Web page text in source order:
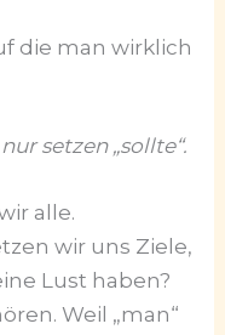
die man wirklich
setzen „sollte“.
alle.
wir uns Ziele,
Lust haben?
Weil „man“